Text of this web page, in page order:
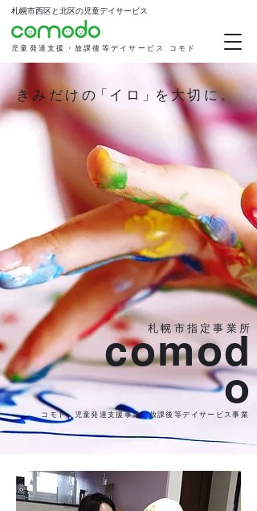
札幌市西区と北区の児童デイサービス
児童発達支援・放課後等デイサービス コモド
きみだけの「 イロ 」 を大切に。
comod
o
札幌市指定事業所
コモド 児童発達支援事業・放課後等デイサービス事業